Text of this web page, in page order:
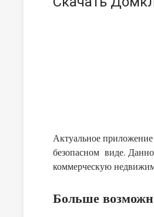
Актуальное
безопасном виде.
коммерческую
Больше